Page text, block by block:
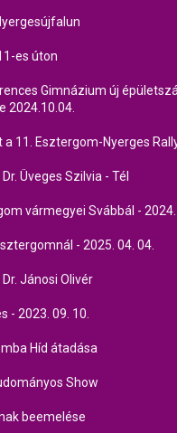
es úton
Gimnázium új
2024.10.04.
11. Esztergom-Nyerges
Üveges Szilvia - Tél
vármegyei Svábbál - 2024.
- 2025. 04. 04.
Jánosi Olivér
- 2023. 09. 10.
Híd átadása
Show
beemelése